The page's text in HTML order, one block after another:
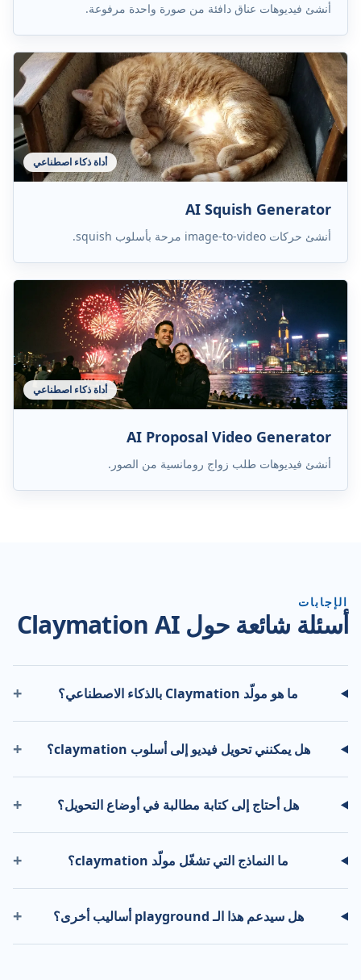
أنشئ فيديوهات عناق دافئة من صورة واحدة مرفوعة.
أداة ذكاء اصطناعي
AI Squish Generator
أنشئ حركات image-to-video مرحة بأسلوب squish.
أداة ذكاء اصطناعي
AI Proposal Video Generator
أنشئ فيديوهات طلب زواج رومانسية من الصور.
الإجابات
أسئلة شائعة حول Claymation AI
ما هو مولّد Claymation بالذكاء الاصطناعي؟ +
هل يمكنني تحويل فيديو إلى أسلوب claymation؟ +
هل أحتاج إلى كتابة مطالبة في أوضاع التحويل؟ +
ما النماذج التي تشغّل مولّد claymation؟ +
هل سيدعم هذا الـ playground أساليب أخرى؟ +